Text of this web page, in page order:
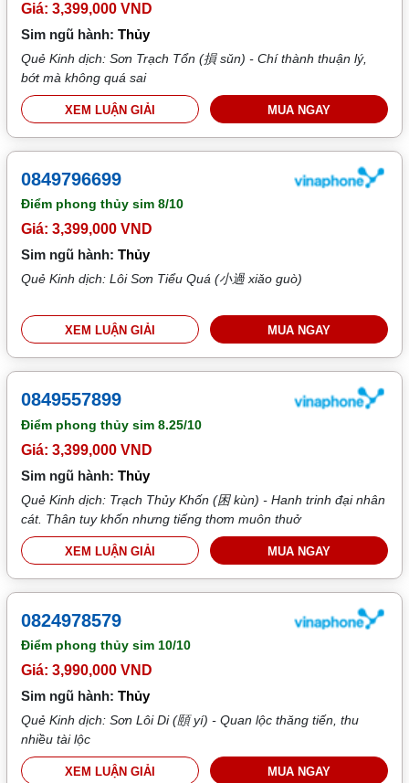
Giá: 3,399,000 VND
Sim ngũ hành:Thủy
Quẻ Kinh dịch: Sơn Trạch Tổn (損 sǔn) - Chí thành thuận lý,
bớt mà không quá sai
XEM LUẬN GIẢI MUA NGAY
0849796699
Điểm phong thủy sim8/10
Giá: 3,399,000 VND
Sim ngũ hành:Thủy
Quẻ Kinh dịch: Lôi Sơn Tiểu Quá (小過 xiǎo guò)
XEM LUẬN GIẢI MUA NGAY
0849557899
Điểm phong thủy sim8.25/10
Giá: 3,399,000 VND
Sim ngũ hành:Thủy
Quẻ Kinh dịch: Trạch Thủy Khốn (困 kùn) - Hanh trinh đại nhân
cát. Thân tuy khốn nhưng tiếng thơm muôn thuở
XEM LUẬN GIẢI MUA NGAY
0824978579
Điểm phong thủy sim 10/10
Giá: 3,990,000 VND
Sim ngũ hành:Thủy
Quẻ Kinh dịch: Sơn Lôi Di (頤 yí) - Quan lộc thăng tiến, thu
nhiều tài lộc
XEM LUẬN GIẢI MUA NGAY